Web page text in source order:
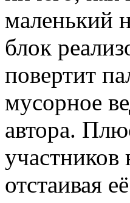
маленький
блок
повертит
мусорное
автора.
отстаивая